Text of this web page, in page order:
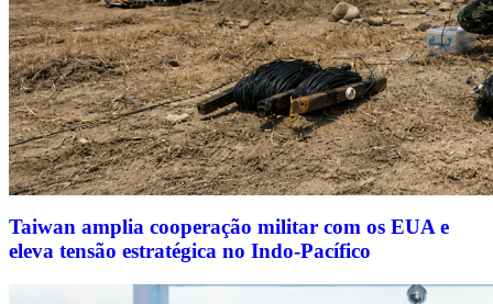
Taiwan amplia cooperação militar com os EUA e
eleva tensão estratégica no Indo-Pacífico